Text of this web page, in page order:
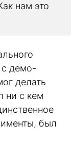
нам это
с демо-
делать
ни с кем
был